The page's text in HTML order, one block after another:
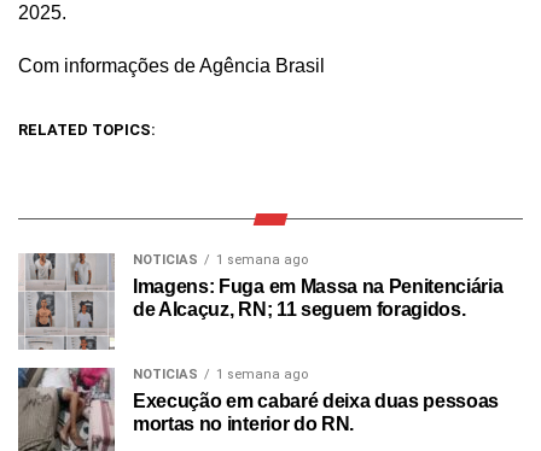
2025.
Com informações de Agência Brasil
RELATED TOPICS:
NOTICIAS 1 semana ago
Imagens: Fuga em Massa na Penitenciária
de Alcaçuz, RN; 11 seguem foragidos.
NOTICIAS 1 semana ago
Execução em cabaré deixa duas pessoas
mortas no interior do RN.